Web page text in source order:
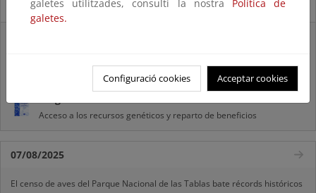
Novedades
silvestres presentes en España
Acceso a los recursos genéticos y reparto de beneficios
07/08/2025
El censo de aves del Parque Nacional de las Tablas bate récords históricos
galetes utilitzades, consulti la nostra Política de
galetes.
Configuració cookies Acceptar cookies